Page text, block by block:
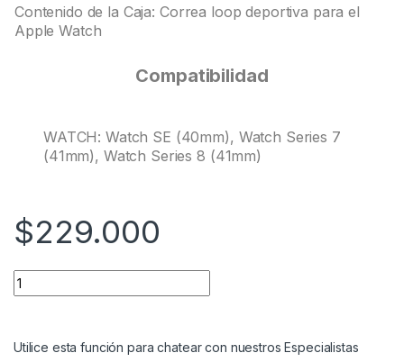
Contenido de la Caja: Correa loop deportiva para el
Apple Watch
Compatibilidad
WATCH: Watch SE (40mm), Watch Series 7
(41mm), Watch Series 8 (41mm)
$229.000
Utilice esta función para chatear con nuestros Especialistas